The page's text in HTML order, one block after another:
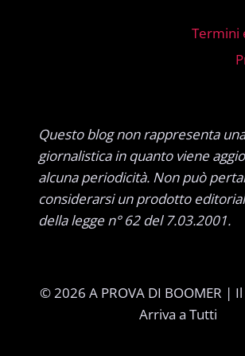
Termini
Questo blog non rappresenta
giornalistica in quanto viene
alcuna periodicità. Non può
considerarsi un prodotto
della legge n° 62 del 7.03.2001.
© 2026 A PROVA DI BOOMER |
Arriva a Tutti